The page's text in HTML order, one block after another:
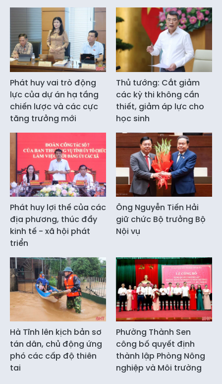
Phát huy vai trò động
lực của dự án hạ tầng
chiến lược và các cực
tăng trưởng mới
Thủ tướng: Cắt giảm
các kỳ thi không cần
thiết, giảm áp lực cho
học sinh
Phát huy lợi thế của các
địa phương, thúc đẩy
kinh tế - xã hội phát
triển
Ông Nguyễn Tiến Hải
giữ chức Bộ trưởng Bộ
Nội vụ
Hà Tĩnh lên kịch bản sơ
tán dân, chủ động ứng
phó các cấp độ thiên
tai
Phường Thành Sen
công bố quyết định
thành lập Phòng Nông
nghiệp và Môi trường